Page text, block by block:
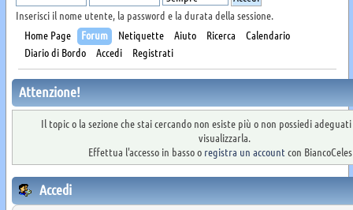
Inserisci il nome utente, la password e la durata della sessione.
Home Page
Forum Netiquette Aiuto Ricerca
Calendario
Diario di Bordo
Accedi Registrati
Attenzione!
Il topic o la sezione che stai cercando non esiste più o non possiedi
visualizzarla.
Effettua l'accesso in basso o registra un account con
Accedi